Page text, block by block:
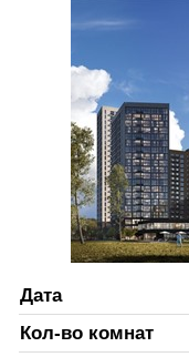
Дата
Кол-во комнат